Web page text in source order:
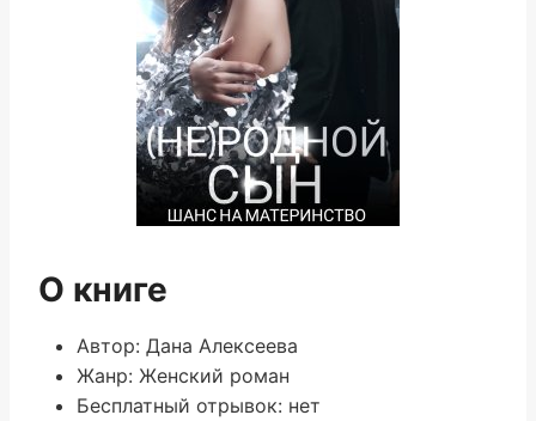
О книге
Автор: Дана Алексеева
Жанр: Женский роман
Бесплатный отрывок: нет